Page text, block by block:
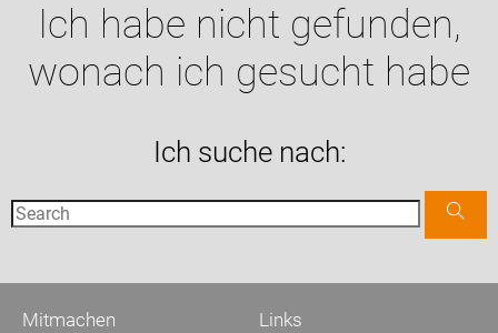
Ich habe nicht gefunden,
wonach ich gesucht habe
Ich suche nach:
Links
Mitmachen